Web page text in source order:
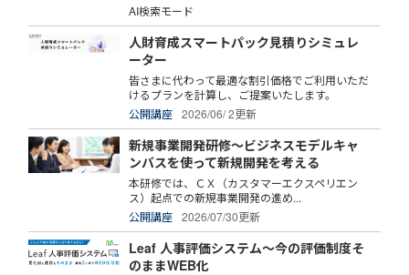
AI検索モード
人財育成スマートパック見積りシミュレ
ーター
皆さまに代わって最適な割引価格でご利用いただ
けるプランを計算し、ご提案いたします。
公開講座
2026/06/ 2更新
新規事業開発研修～ビジネスモデルキャ
ンバスを使って新規開発を考える
本研修では、ＣＸ（カスタマーエクスペリエン
ス）起点での新規事業開発の進め...
公開講座
2026/07/30更新
Leaf 人事評価システム～今の評価制度そ
のままWEB化